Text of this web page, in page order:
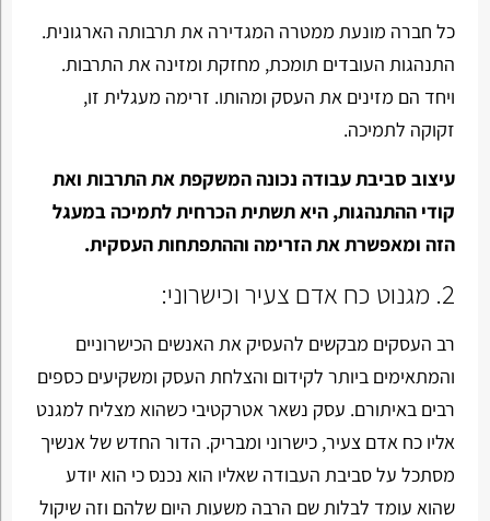
כל חברה מונעת ממטרה המגדירה את תרבותה הארגונית.
התנהגות העובדים תומכת, מחזקת ומזינה את התרבות.
ויחד הם מזינים את העסק ומהותו. זרימה מעגלית זו,
זקוקה לתמיכה.
עיצוב סביבת עבודה נכונה המשקפת את התרבות ואת
קודי ההתנהגות, היא תשתית הכרחית לתמיכה במעגל
הזה ומאפשרת את הזרימה וההתפתחות העסקית.
2. מגנוט כח אדם צעיר וכישרוני:
רב העסקים מבקשים להעסיק את האנשים הכישרוניים
והמתאימים ביותר לקידום והצלחת העסק ומשקיעים כספים
רבים באיתורם. עסק נשאר אטרקטיבי כשהוא מצליח למגנט
אליו כח אדם צעיר, כישרוני ומבריק. הדור החדש של אנשיך
מסתכל על סביבת העבודה שאליו הוא נכנס כי הוא יודע
שהוא עומד לבלות שם הרבה משעות היום שלהם וזה שיקול